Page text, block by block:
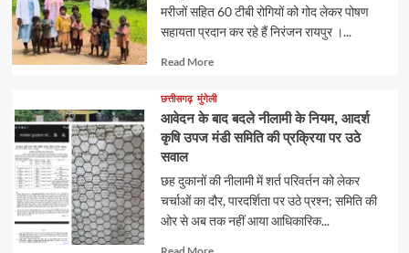
मरीजों सहित 60 टीबी रोगियों को गोद लेकर पोषण
सहायता प्रदान कर रहे हैं निरंजन रायपुर ।...
Read MoreRead
about
छत्तीसगढ़ मुंगेली
आवेदन के बाद बदले नीलामी के नियम, आदर्श
कृषि उपज मंडी समिति की प्रक्रिया पर उठे
सवाल
छह दुकानों की नीलामी में शर्त परिवर्तन को लेकर
चर्चाओं का दौर, पारदर्शिता पर उठे प्रश्न; समिति की
ओर से अब तक नहीं आया आधिकारिक...
Read